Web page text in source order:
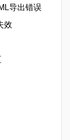
导出错误
效